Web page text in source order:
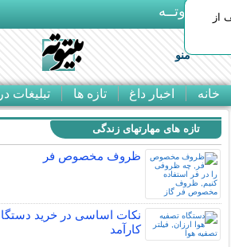
بـیتوتــه
منو
خانه اخبار داغ تازه ها تبلیغات
تخفیف از
تازه های مهارتهای زندگی
ظروف مخصوص فر
نکات اساسی در خرید
کارآمد